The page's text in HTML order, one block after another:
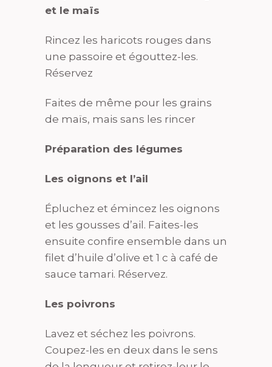
et le maïs
Rincez les haricots rouges dans
une passoire et égouttez-les.
Réservez
Faites de même pour les grains
de maïs, mais sans les rincer
Préparation des légumes
Les oignons et l’ail
Épluchez et émincez les oignons
et les gousses d’ail. Faites-les
ensuite confire ensemble dans un
filet d’huile d’olive et 1 c à café de
sauce tamari. Réservez.
Les poivrons
Lavez et séchez les poivrons.
Coupez-les en deux dans le sens